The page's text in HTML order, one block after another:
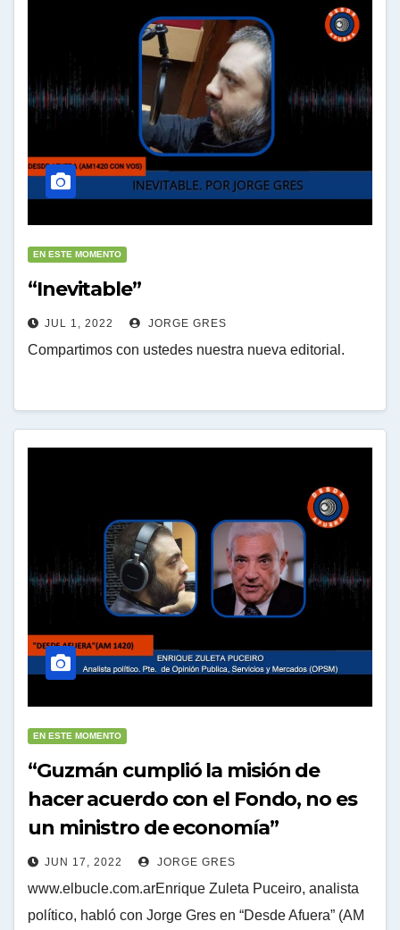
EN ESTE MOMENTO
“Inevitable”
JUL 1, 2022 JORGE GRES
Compartimos con ustedes nuestra nueva editorial.
EN ESTE MOMENTO
“Guzmán cumplió la misión de
hacer acuerdo con el Fondo, no es
un ministro de economía”
JUN 17, 2022 JORGE GRES
www.elbucle.com.arEnrique Zuleta Puceiro, analista
político, habló con Jorge Gres en “Desde Afuera” (AM